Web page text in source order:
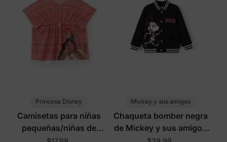
Princesa Disney
Camisetas para niñas
pequeñas/niñas de
Disney Moana
Mickey y sus amigos
Chaqueta bomber negra
de Mickey y sus amigos
para Halloween, para